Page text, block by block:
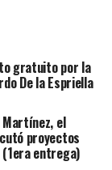
gratuito por la
De la Espriella
el
proyectos
(1era entrega)